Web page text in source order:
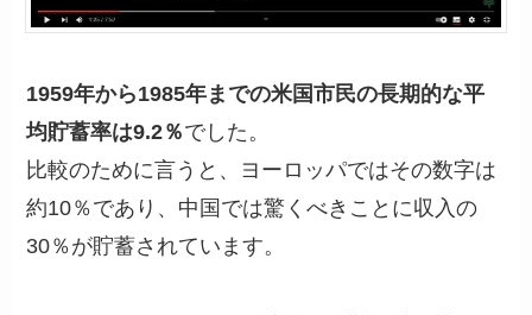
1959年から1985年までの米国市民の長期的な平
均貯蓄率は9.2％でした。
比較のために言うと、ヨーロッパではその数字は
約10％であり、中国では驚くべきことに収入の
30％が貯蓄されています。